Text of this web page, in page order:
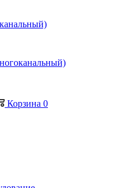
Корзина 0